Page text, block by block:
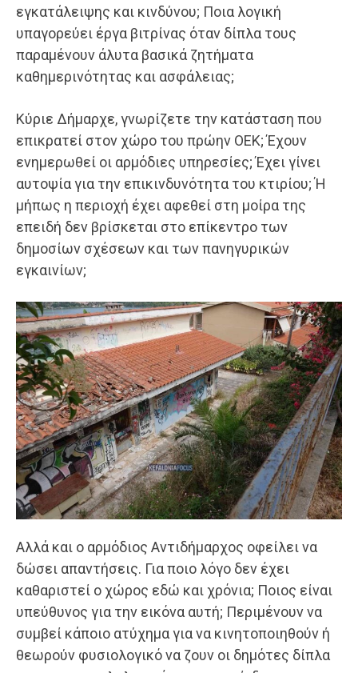
εγκατάλειψης και κινδύνου; Ποια λογική
υπαγορεύει έργα βιτρίνας όταν δίπλα τους
παραμένουν άλυτα βασικά ζητήματα
καθημερινότητας και ασφάλειας;
Κύριε Δήμαρχε, γνωρίζετε την κατάσταση που
επικρατεί στον χώρο του πρώην ΟΕΚ; Έχουν
ενημερωθεί οι αρμόδιες υπηρεσίες; Έχει γίνει
αυτοψία για την επικινδυνότητα του κτιρίου; Ή
μήπως η περιοχή έχει αφεθεί στη μοίρα της
επειδή δεν βρίσκεται στο επίκεντρο των
δημοσίων σχέσεων και των πανηγυρικών
εγκαινίων;
Αλλά και ο αρμόδιος Αντιδήμαρχος οφείλει να
δώσει απαντήσεις. Για ποιο λόγο δεν έχει
καθαριστεί ο χώρος εδώ και χρόνια; Ποιος είναι
υπεύθυνος για την εικόνα αυτή; Περιμένουν να
συμβεί κάποιο ατύχημα για να κινητοποιηθούν ή
θεωρούν φυσιολογικό να ζουν οι δημότες δίπλα